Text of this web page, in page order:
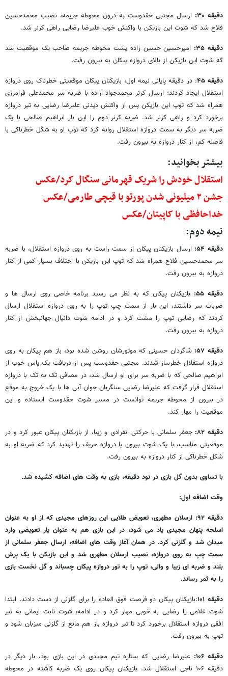
دقیقه ۳۰:
ارسال مجتبی حقدوست به درون محوطه جریمه، نصیب محمدحسین
فلاح شد که شوت این بازیکن با واکنش خوب علیرضا رضایی راهی کرنر شد.
دقیقه ۳۵:
امیرحسین حسین زاده پشت محوطه جریمه صاحب یک موقعیت شد
که شوت این بازیکن از بالای دروازه پیکان به بیرون رفت.
دقیقه ۴۵
: در دقیقه پایانی نیمه اول، بازیکنان پیکان موقعیتی خطرناک روی دروازه
استقلال ایجاد کردند؛ ارسال کرنر محمدجواد آزاده با ضربه سر محمدعلی فرامرزی
همراه شد که توپ این بازیکن پس از واکنش دیدنی علیرضا رضایی به تیر دروازه
برخورد کرد و راهی کرنر شد. ضربه کرنر دوم را این بار ابراهیم صالحی با یک
ضربه سر دیگر به سمت دروازه استقلال روانه کرد که توپ او به شکل خطرناکی با
فاصله کم، از کنار دروازه به بیرون رفت.
بیشتر بخوانید:
استقلال خودش را شریک قهرمانی سنگال کرد/عکس
جشن ۲ میلیونی شدن پورتو با قیچی طارمی/عکس
خداحافظی با کاپیتان/عکس
نیمه دوم:
دقیقه ۵۴:
ارسال بازیکنان پیکان از سمت راست به روی دروازه استقلال، با ضربه
سر محمدحسین فلاح همراه شد که توپ این بازیکن با اختلاف بسیار کمی از کنار
دروازه به بیرون رفت.
دقیقه ۵۵:
بازیکنان پیکان که به نظر می رسید برنامه خاصی روی ارسال ها و
ضربات سر داشتند، این بار از سمت چپ توپ را به روی دروازه استقلال ارسال
کردند که رضایی توپ را مشت کرد و در ادامه شوت دانیال جهانبخش از کنار
دروازه به بیرون رفت.
دقیقه ۵۷:
شاگردان حسینی که موتورشان روشن شده بود، باز هم پیکان به روی
دروازه استقلال خطرساز شدند. مجتبی حقدوست پس از دریافت یک پاس خوب از
ابراهیم صالحی که با ضربه سر برای او ارسال شد، در مصافی تک به تک با دروازه
استقلال قرار گرفت که علیرضا رضایی سنگربان جوان آبی ها با یک خروج به موقع
در بیرون از محوطه جریمه توانست در مسیر شوت حقدوست ایستاده و این
موقعیت را مهار کند.
دقیقه ۸۲:
جعفر سلمانی با حرکتی انفرادی و زیبا، از بازیکنان پیکان عبور کرد و در
موقعیتی مناسب، با یک شوت بیرون پا دروازه حریف را تهدید کرد که ضربه او به
شکل خطرناکی از کنار دروازه به بیرون رفت.
با تساوی بدون گل بازی در نود دقیقه، بازی به وقت های اضافه کشیده شد.
وقت اضافه اول:
دقیقه ۹۲: ارسلان مطهری، تعویض طلایی این روزهای مجیدی که از او به عنوان
اسلحه پنهان مجیدی یاد می شود، در این بازی هم به عنوان یار تعویضی وارد
میدان شد و گلزنی کرد. در همان آغاز وقت های اضافه، ارسال جعفر سلمانی از
سمت چپ به روی دروازه، نصیب ارسلان مطهری شد و این بازیکن با یک پرش
بلند و ضربه ای زیبا و والی، توپ را به تور دروازه پیکان چسباند و گل نخست بازی
را به ثمر رساند.
دقیقه ۱۰۱
:بازیکنان پیکان دو فرصت فوق العاده را برای گلزنی از دست دادند. ابتدا
شوت غلامی را رضایی به خوبی مهار کرد و در ادامه، شوت ثابت ایمانی به تیر
افقی دروازه استقلال برخورد کرد تا تیر دروازه باز هم مانع از گلزنی میزبان شود و
توپ به بیرون رفت.
دقیقه ۱۰۶:
علیرضا رضایی که ستاره تیم مجیدی در این بازی بود، بار دیگر در
دقیقه ۱۰۶ ناجی استقلال شد. بازیکنان پیکان روی یک ضربه کاشته در محوطه